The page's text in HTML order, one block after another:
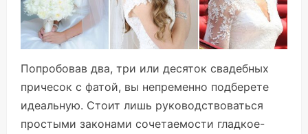
Попробовав два, три или десяток свадебных
причесок с фатой, вы непременно подберете
идеальную. Стоит лишь руководствоваться
простыми законами сочетаемости гладкое-